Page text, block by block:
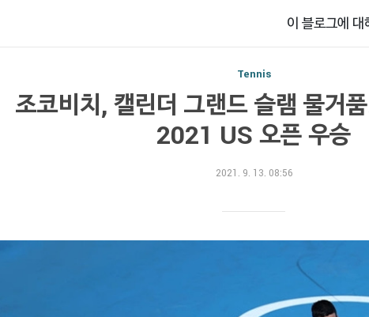
이 블로그에 대
Tennis
조코비치, 캘린더 그랜드 슬램 물거
2021 US 오픈 우승
2021. 9. 13. 08:56